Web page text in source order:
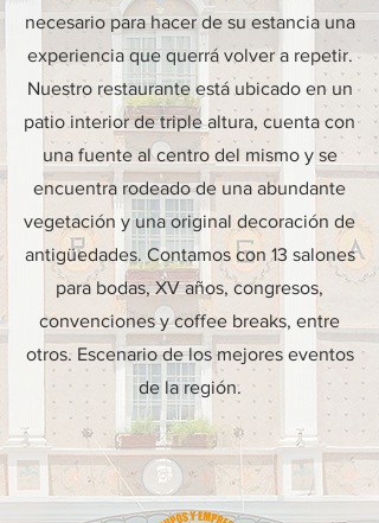
necesario para hacer de su estancia una
experiencia que querrá volver a repetir.
Nuestro restaurante está ubicado en un
patio interior de triple altura, cuenta con
una fuente al centro del mismo y se
encuentra rodeado de una abundante
vegetación y una original decoración de
antigüedades. Contamos con 13 salones
para bodas, XV años, congresos,
convenciones y coffee breaks, entre
otros. Escenario de los mejores eventos
de la región.